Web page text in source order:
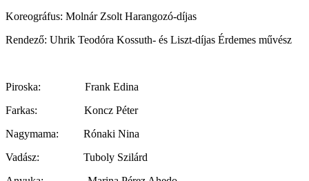
Koreográfus: Molnár Zsolt Harangozó-díjas
Rendező: Uhrik Teodóra Kossuth- és Liszt-díjas Érdemes művész
Piroska: Frank Edina
Farkas: Koncz Péter
Nagymama: Rónaki Nina
Vadász: Tuboly Szilárd